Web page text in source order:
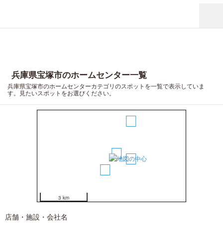
兵庫県宝塚市のホームセンター一覧
兵庫県宝塚市のホームセンターカテゴリのスポットを一覧で表示していま
す。見たいスポットをお選びください。
1
3
3 km
店舗・施設・会社名